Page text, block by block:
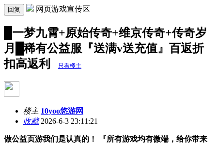
回复 网页游戏宣传区
█一梦九霄+原始传奇+维京传奇+传奇岁
月█稀有公益服『送满v送充值』百返折
扣高返利
只看楼主
楼主 10yoo悠游网
收藏2026-6-3 23:11:21
做公益页游我们是认真的！ 『所有游戏均有微端，给你带来